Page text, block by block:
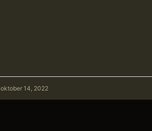
oktober 14, 2022